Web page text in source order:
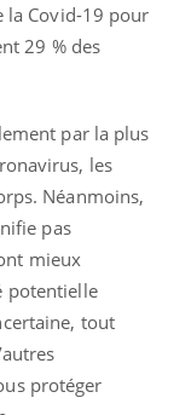
la Covid-19 pour
29 % des
par la plus
les
Néanmoins,
pas
mieux
potentielle
tout
protéger